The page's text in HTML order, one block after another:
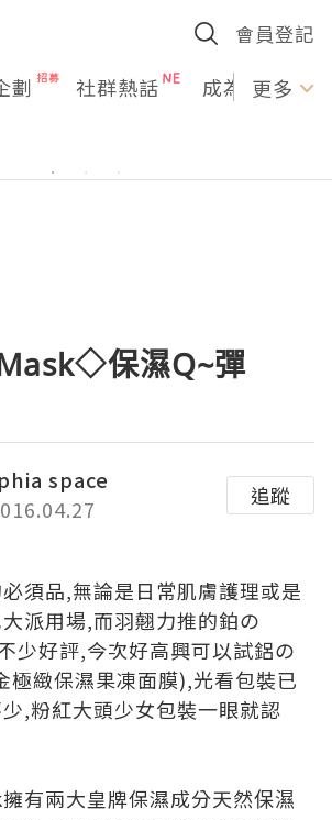
會員登記
劃 社群熱話 成為U更多
保濕Q~彈
space
追蹤
須品,無論是日常肌膚護理或是
派用場,而羽翹力推的鉑の
少好評,今次好高興可以試鋁の
緻保濕果凍面膜),光看包裝已
,粉紅大頭少女包裝一眼就認
有兩大皇牌保濕成分天然保濕